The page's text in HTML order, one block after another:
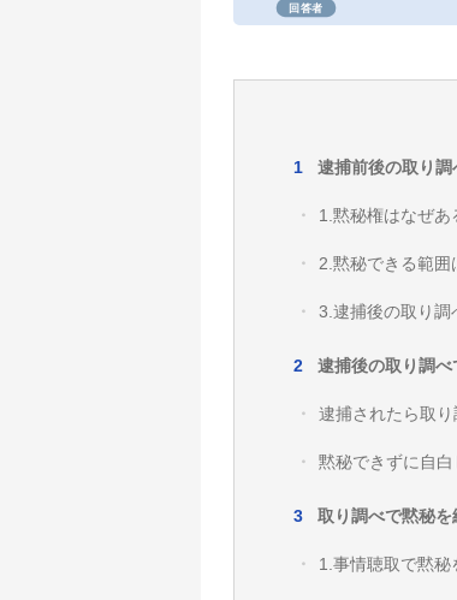
回答者
逮捕前後の取り
1.黙秘権はなぜ
2.黙秘できる範
3.逮捕後の取り調
逮捕後の取り調
逮捕されたら取
黙秘できずに自
取り調べで黙秘
1.事情聴取で黙秘